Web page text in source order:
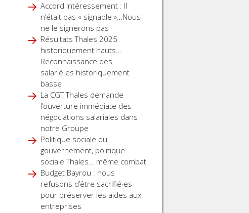
Accord Intéressement : Il
n’était pas « signable »…Nous
ne le signerons pas
Résultats Thales 2025
historiquement hauts…
Reconnaissance des
salarié.es historiquement
basse
La CGT Thales demande
l’ouverture immédiate des
négociations salariales dans
notre Groupe
Politique sociale du
gouvernement, politique
sociale Thales… même combat
Budget Bayrou : nous
refusons d’être sacrifié·es
pour préserver les aides aux
entreprises